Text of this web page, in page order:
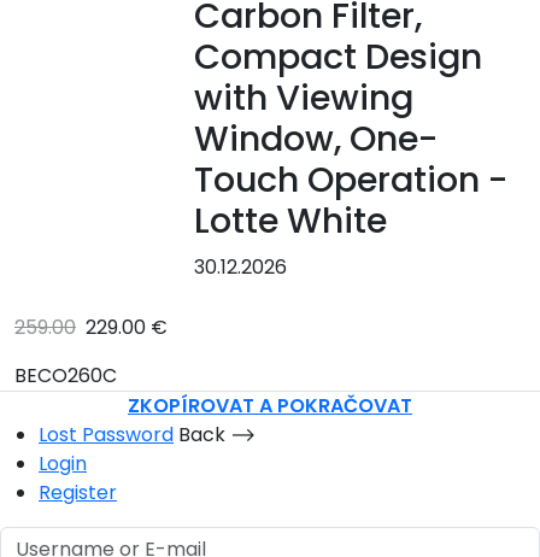
Carbon Filter,
Compact Design
with Viewing
Window, One-
Touch Operation -
Lotte White
30.12.2026
259.00 229.00 €
BECO260C
ZKOPÍROVAT A POKRAČOVAT
Lost Password Back ⟶
Login
Register